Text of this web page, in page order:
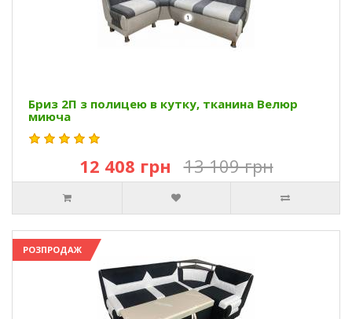
Бриз 2П з полицею в кутку, тканина Велюр
миюча
12 408 грн 13 109 грн
РОЗПРОДАЖ